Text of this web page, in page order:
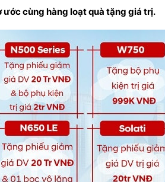
ước cùng hàng loạt quà tặng giá trị.